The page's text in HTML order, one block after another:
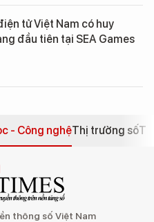
tử Việt Nam có huy
đầu tiên tại SEA Games
- Công nghệThị trường số
thông số Việt Nam